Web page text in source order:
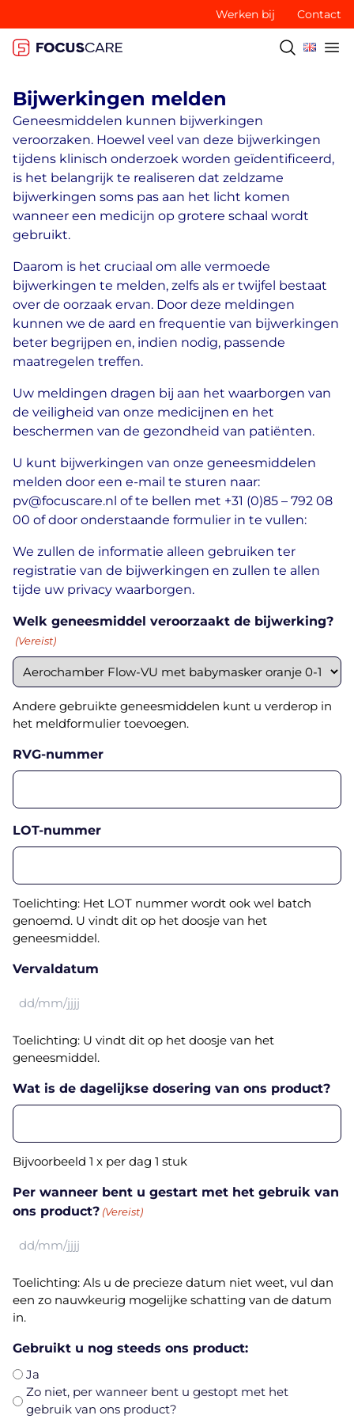
Werken bij Contact
Bijwerkingen melden
Geneesmiddelen kunnen bijwerkingen
veroorzaken. Hoewel veel van deze bijwerkingen
tijdens klinisch onderzoek worden geïdentificeerd,
is het belangrijk te realiseren dat zeldzame
bijwerkingen soms pas aan het licht komen
wanneer een medicijn op grotere schaal wordt
gebruikt.
Daarom is het cruciaal om alle vermoede
bijwerkingen te melden, zelfs als er twijfel bestaat
over de oorzaak ervan. Door deze meldingen
kunnen we de aard en frequentie van bijwerkingen
beter begrijpen en, indien nodig, passende
maatregelen treffen.
Uw meldingen dragen bij aan het waarborgen van
de veiligheid van onze medicijnen en het
beschermen van de gezondheid van patiënten.
U kunt bijwerkingen van onze geneesmiddelen
melden door een e-mail te sturen naar:
pv@focuscare.nl of te bellen met +31 (0)85 – 792 08
00 of door onderstaande formulier in te vullen:
We zullen de informatie alleen gebruiken ter
registratie van de bijwerkingen en zullen te allen
tijde uw privacy waarborgen.
Welk geneesmiddel veroorzaakt de bijwerking?
(Vereist)
Andere gebruikte geneesmiddelen kunt u verderop in
het meldformulier toevoegen.
RVG-nummer
LOT-nummer
Toelichting: Het LOT nummer wordt ook wel batch
genoemd. U vindt dit op het doosje van het
geneesmiddel.
Vervaldatum
DD
MM
slash
JJJJ
Toelichting: U vindt dit op het doosje van het
geneesmiddel.
Wat is de dagelijkse dosering van ons product?
Bijvoorbeeld 1 x per dag 1 stuk
Per wanneer bent u gestart met het gebruik van
ons product? (Vereist)
DD
MM
slash
Toelichting: Als u de precieze datum niet weet, vul dan
een zo nauwkeurig mogelijke schatting van de datum
in.
Gebruikt u nog steeds ons product:
Ja
Zo niet, per wanneer bent u gestopt met het
gebruik van ons product?